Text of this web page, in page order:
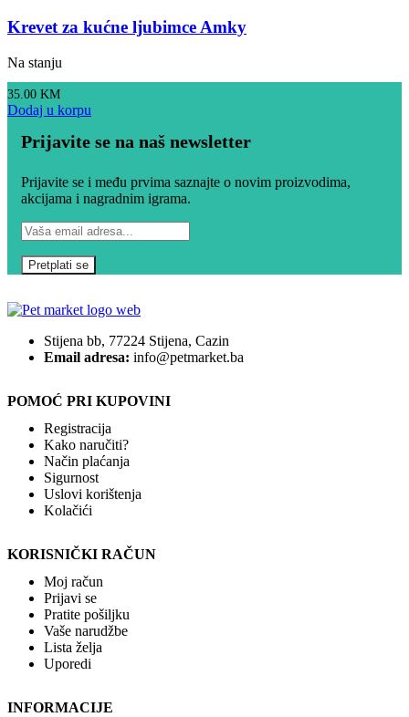
Krevet za kućne ljubimce Amky
Na stanju
35.00 KM
Dodaj u korpu
Prijavite se na naš newsletter
Prijavite se i među prvima saznajte o novim proizvodima,
akcijama i nagradnim igrama.
Stijena bb, 77224 Stijena, Cazin
Email adresa: info@petmarket.ba
POMOĆ PRI KUPOVINI
Registracija
Kako naručiti?
Način plaćanja
Sigurnost
Uslovi korištenja
Kolačići
KORISNIČKI RAČUN
Moj račun
Prijavi se
Pratite pošiljku
Vaše narudžbe
Lista želja
Uporedi
INFORMACIJE